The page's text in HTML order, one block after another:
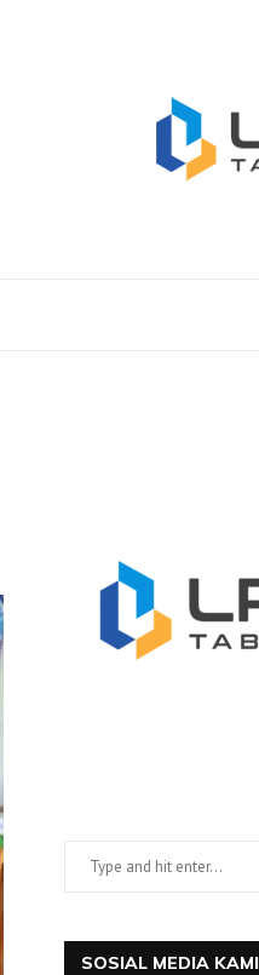
SOSIAL MEDIA KAMI